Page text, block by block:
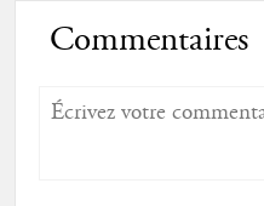
Commentaires